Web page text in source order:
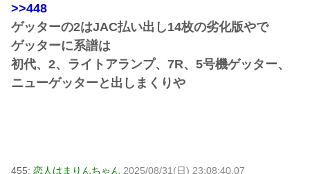
>>448
ゲッターの2はJAC払い出し14枚の劣化版やで
ゲッターに系譜は
初代、2、ライトアランプ、7R、5号機ゲッター、
ニューゲッターと出しまくりや
455: 恋人はまりんちゃん 2025/08/31(日) 23:08:40.07